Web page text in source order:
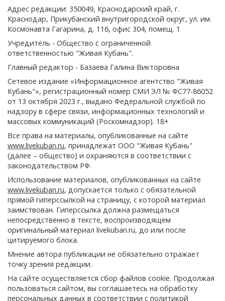
Адрес редакции: 350049, Краснодарский край, г.
Краснодар, Прикубанский внутригородской округ, ул. им.
Космонавта Гагарина, д. 116, офис 304, помещ. 1
Учредитель - Общество с ограниченной
ответственностью "Живая Кубань".
Главный редактор - Базаева Галина Викторовна
Сетевое издание «Информационное агентство "Живая
Кубань"», регистрационный номер СМИ ЭЛ № ФС77-86052
от 13 октября 2023 г., выдано Федеральной службой по
надзору в сфере связи, информационных технологий и
массовых коммуникаций (Роскомнадзор). 18+
Все права на материалы, опубликованные на сайте
www.livekuban.ru, принадлежат ООО "Живая Кубань"
(далее – общество) и охраняются в соответствии с
законодательством РФ.
Использование материалов, опубликованных на сайте
www.livekuban.ru, допускается только с обязательной
прямой гиперссылкой на страницу, с которой материал
заимствован. Гиперссылка должна размещаться
непосредственно в тексте, воспроизводящем
оригинальный материал livekuban.ru, до или после
цитируемого блока.
Мнение автора публикации не обязательно отражает
точку зрения редакции.
На сайте осуществляется сбор файлов cookie. Продолжая
пользоваться сайтом, вы соглашаетесь на обработку
персональных данных в соответствии с политикой